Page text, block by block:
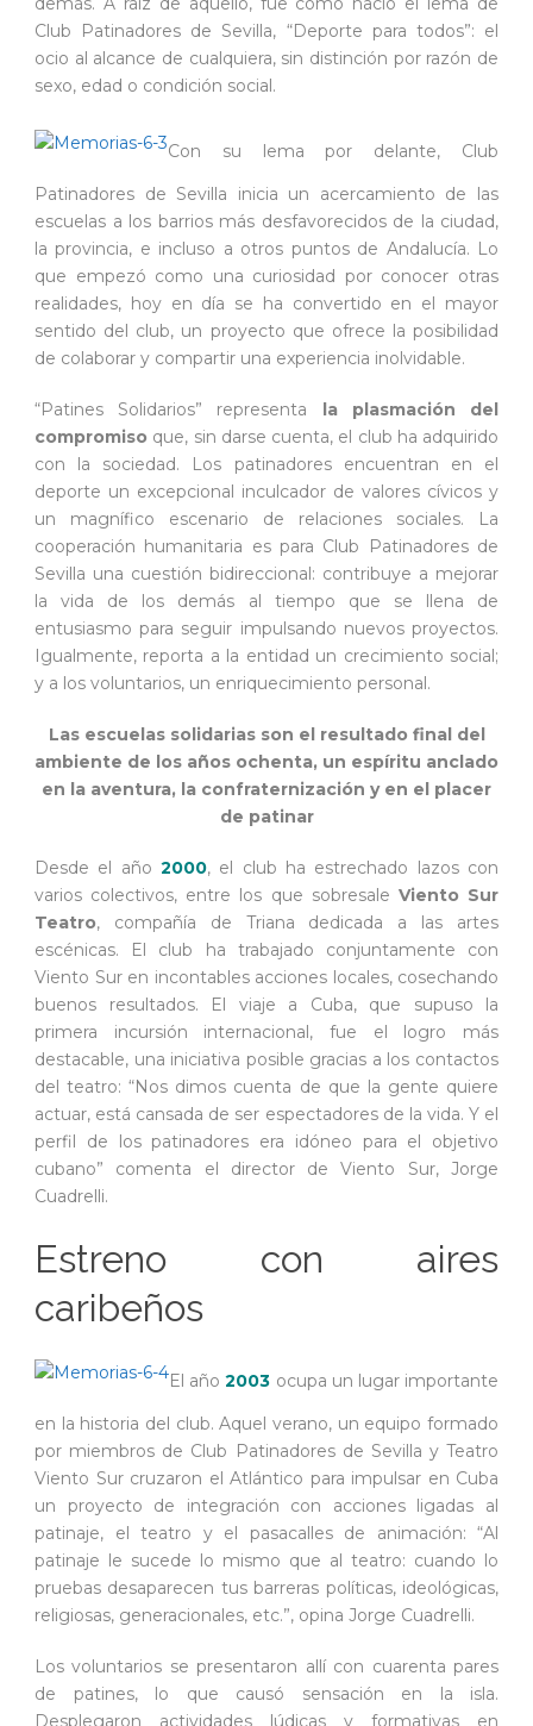
Club Patinadores de Sevilla, “Deporte para todos”: el
ocio al alcance de cualquiera, sin distinción por razón de
sexo, edad o condición social.
Con su lema por delante, Club
Patinadores de Sevilla inicia un acercamiento de las
escuelas a los barrios más desfavorecidos de la ciudad,
la provincia, e incluso a otros puntos de Andalucía. Lo
que empezó como una curiosidad por conocer otras
realidades, hoy en día se ha convertido en el mayor
sentido del club, un proyecto que ofrece la posibilidad
de colaborar y compartir una experiencia inolvidable.
“Patines Solidarios” representa la plasmación del
compromiso que, sin darse cuenta, el club ha adquirido
con la sociedad. Los patinadores encuentran en el
deporte un excepcional inculcador de valores cívicos y
un magnífico escenario de relaciones sociales. La
cooperación humanitaria es para Club Patinadores de
Sevilla una cuestión bidireccional: contribuye a mejorar
la vida de los demás al tiempo que se llena de
entusiasmo para seguir impulsando nuevos proyectos.
Igualmente, reporta a la entidad un crecimiento social;
y a los voluntarios, un enriquecimiento personal.
Las escuelas solidarias son el resultado final del
ambiente de los años ochenta, un espíritu anclado
en la aventura, la confraternización y en el placer
de patinar
Desde el año 2000, el club ha estrechado lazos con
varios colectivos, entre los que sobresale Viento Sur
Teatro, compañía de Triana dedicada a las artes
escénicas. El club ha trabajado conjuntamente con
Viento Sur en incontables acciones locales, cosechando
buenos resultados. El viaje a Cuba, que supuso la
primera incursión internacional, fue el logro más
destacable, una iniciativa posible gracias a los contactos
del teatro: “Nos dimos cuenta de que la gente quiere
actuar, está cansada de ser espectadores de la vida. Y el
perfil de los patinadores era idóneo para el objetivo
cubano” comenta el director de Viento Sur, Jorge
Cuadrelli.
Estreno con aires
caribeños
El año2003 ocupa un lugar importante
en la historia del club. Aquel verano, un equipo formado
por miembros de Club Patinadores de Sevilla y Teatro
Viento Sur cruzaron el Atlántico para impulsar en Cuba
un proyecto de integración con acciones ligadas al
patinaje, el teatro y el pasacalles de animación: “Al
patinaje le sucede lo mismo que al teatro: cuando lo
pruebas desaparecen tus barreras políticas, ideológicas,
religiosas, generacionales, etc.”, opina Jorge Cuadrelli.
Los voluntarios se presentaron allí con cuarenta pares
de patines, lo que causó sensación en la isla.
Desplegaron actividades lúdicas y formativas en